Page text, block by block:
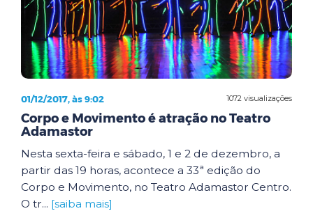
1072 visualizações
01/12/2017, às 9:02
Corpo e Movimento é atração no Teatro
Adamastor
Nesta sexta-feira e sábado, 1 e 2 de dezembro, a
partir das 19 horas, acontece a 33ª edição do
Corpo e Movimento, no Teatro Adamastor Centro.
O tr... [saiba mais]